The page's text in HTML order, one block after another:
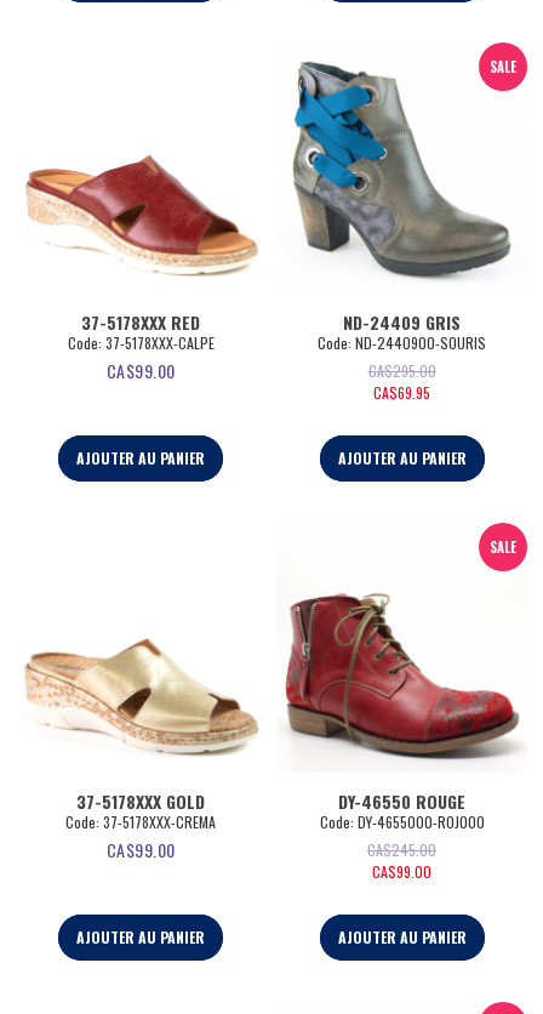
37-5178XXX RED
Code: 37-5178XXX-CALPE
CA$99.00
AJOUTER AU PANIER
SALE
ND-24409 GRIS
Code: ND-2440900-SOURIS
CA$295.00
CA$69.95
AJOUTER AU PANIER
37-5178XXX GOLD
Code: 37-5178XXX-CREMA
CA$99.00
AJOUTER AU PANIER
SALE
DY-46550 ROUGE
Code: DY-4655000-ROJO00
CA$245.00
CA$99.00
AJOUTER AU PANIER